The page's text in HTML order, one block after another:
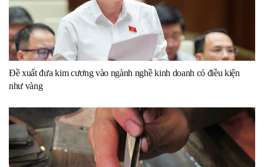
Đề xuất đưa kim cương vào ngành nghề kinh doanh có điều kiện
như vàng